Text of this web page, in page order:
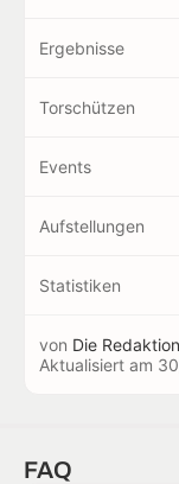
Ergebnisse
Torschützen
Events
Aufstellungen
Statistiken
von Die Redaktion
Aktualisiert am
FAQ